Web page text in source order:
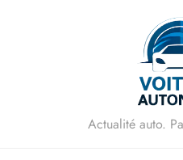
Actualité auto.